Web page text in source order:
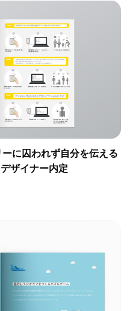
に囚われず自分を伝える
ザイナー内定